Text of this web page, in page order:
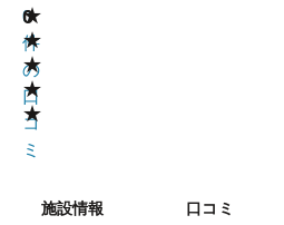
★
★
★
★
★
0
0
件
の
口
コ
ミ
施設情報 口コミ